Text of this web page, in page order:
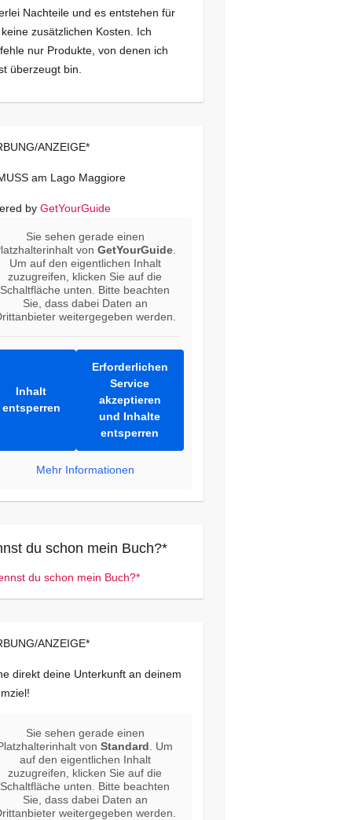
Nachteile und es entstehen für
zusätzlichen Kosten. Ich
nur Produkte, von denen ich
überzeugt bin.
ANZEIGE*
am Lago Maggiore
by GetYourGuide
Sie sehen gerade einen
vonGetYourGuide
Um auf den eigentlichen Inhalt
zuzugreifen, klicken Sie auf die
Schaltfläche unten. Bitte beachten
Sie, dass dabei Daten an
weitergegeben werden.
Inhalt
entsperren
Erforderlichen
Service
akzeptieren
und Inhalte
entsperren
Mehr Informationen
du schon mein Buch?*
ANZEIGE*
direkt deine Unterkunft an deinem
Sie sehen gerade einen
vonStandard . Um
auf den eigentlichen Inhalt
zuzugreifen, klicken Sie auf die
Schaltfläche unten. Bitte beachten
Sie, dass dabei Daten an
weitergegeben werden.